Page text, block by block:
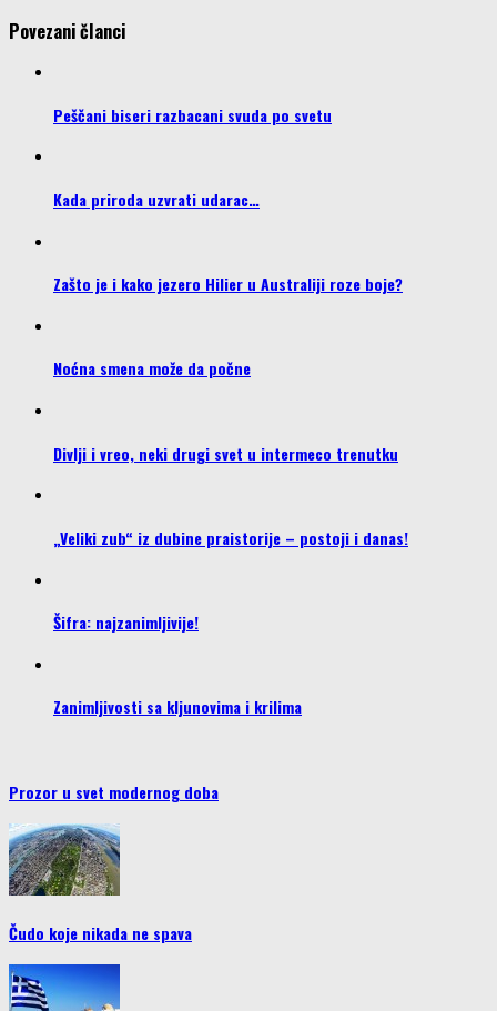
Povezani članci
Peščani biseri razbacani svuda po svetu
Kada priroda uzvrati udarac…
Zašto je i kako jezero Hilier u Australiji roze boje?
Noćna smena može da počne
Divlji i vreo, neki drugi svet u intermeco trenutku
„Veliki zub“ iz dubine praistorije – postoji i danas!
Šifra: najzanimljivije!
Zanimljivosti sa kljunovima i krilima
Prozor u svet modernog doba
Čudo koje nikada ne spava